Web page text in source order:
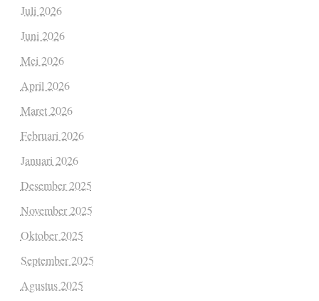
Juli 2026
Juni 2026
Mei 2026
April 2026
Maret 2026
Februari 2026
Januari 2026
Desember 2025
November 2025
Oktober 2025
September 2025
Agustus 2025